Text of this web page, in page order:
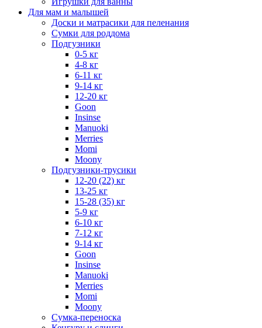
Для мам и малышей
Доски и матрасики для пеленания
Сумки для роддома
Подгузники
0-5 кг
4-8 кг
6-11 кг
9-14 кг
12-20 кг
Goon
Insinse
Manuoki
Merries
Momi
Moony
Подгузники-трусики
12-20 (22) кг
13-25 кг
15-28 (35) кг
5-9 кг
6-10 кг
7-12 кг
9-14 кг
Goon
Insinse
Manuoki
Merries
Momi
Moony
Сумка-переноска